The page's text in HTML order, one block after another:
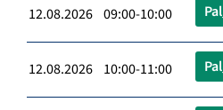
12.08.2026 09:00-10:00
12.08.2026 10:00-11:00